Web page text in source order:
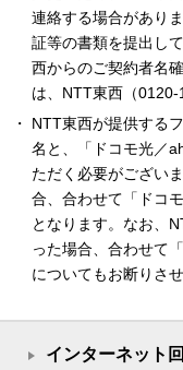
連絡する場合があり
証等の書類を提出し
西からのご契約者名
は、NTT東西（0120-
NTT東西が提供する
名と、「ドコモ光／
ただく必要がござい
合、合わせて「ドコ
となります。なお、
った場合、合わせて
についてもお断りさ
インターネット